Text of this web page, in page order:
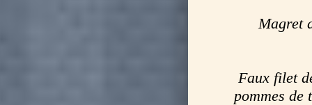
Magret
Faux filet
pommes